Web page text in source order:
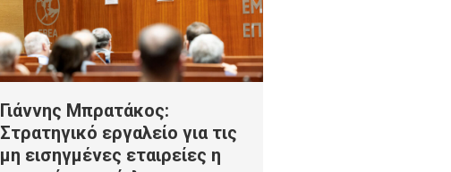
Γιάννης Μπρατάκος:
Στρατηγικό εργαλείο για τις
μη εισηγμένες εταιρείες η